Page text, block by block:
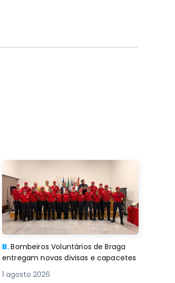
B.Bombeiros Voluntários de Braga
entregam novas divisas e capacetes
1 agosto 2026